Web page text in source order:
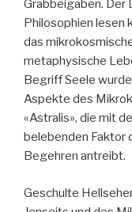
Grabbeigaben. Der
Philosophien lesen
das
metaphysische
Begriff Seele
Aspekte des
«Astralis», die mit
belebenden Faktor
Begehren antreibt.
Geschulte